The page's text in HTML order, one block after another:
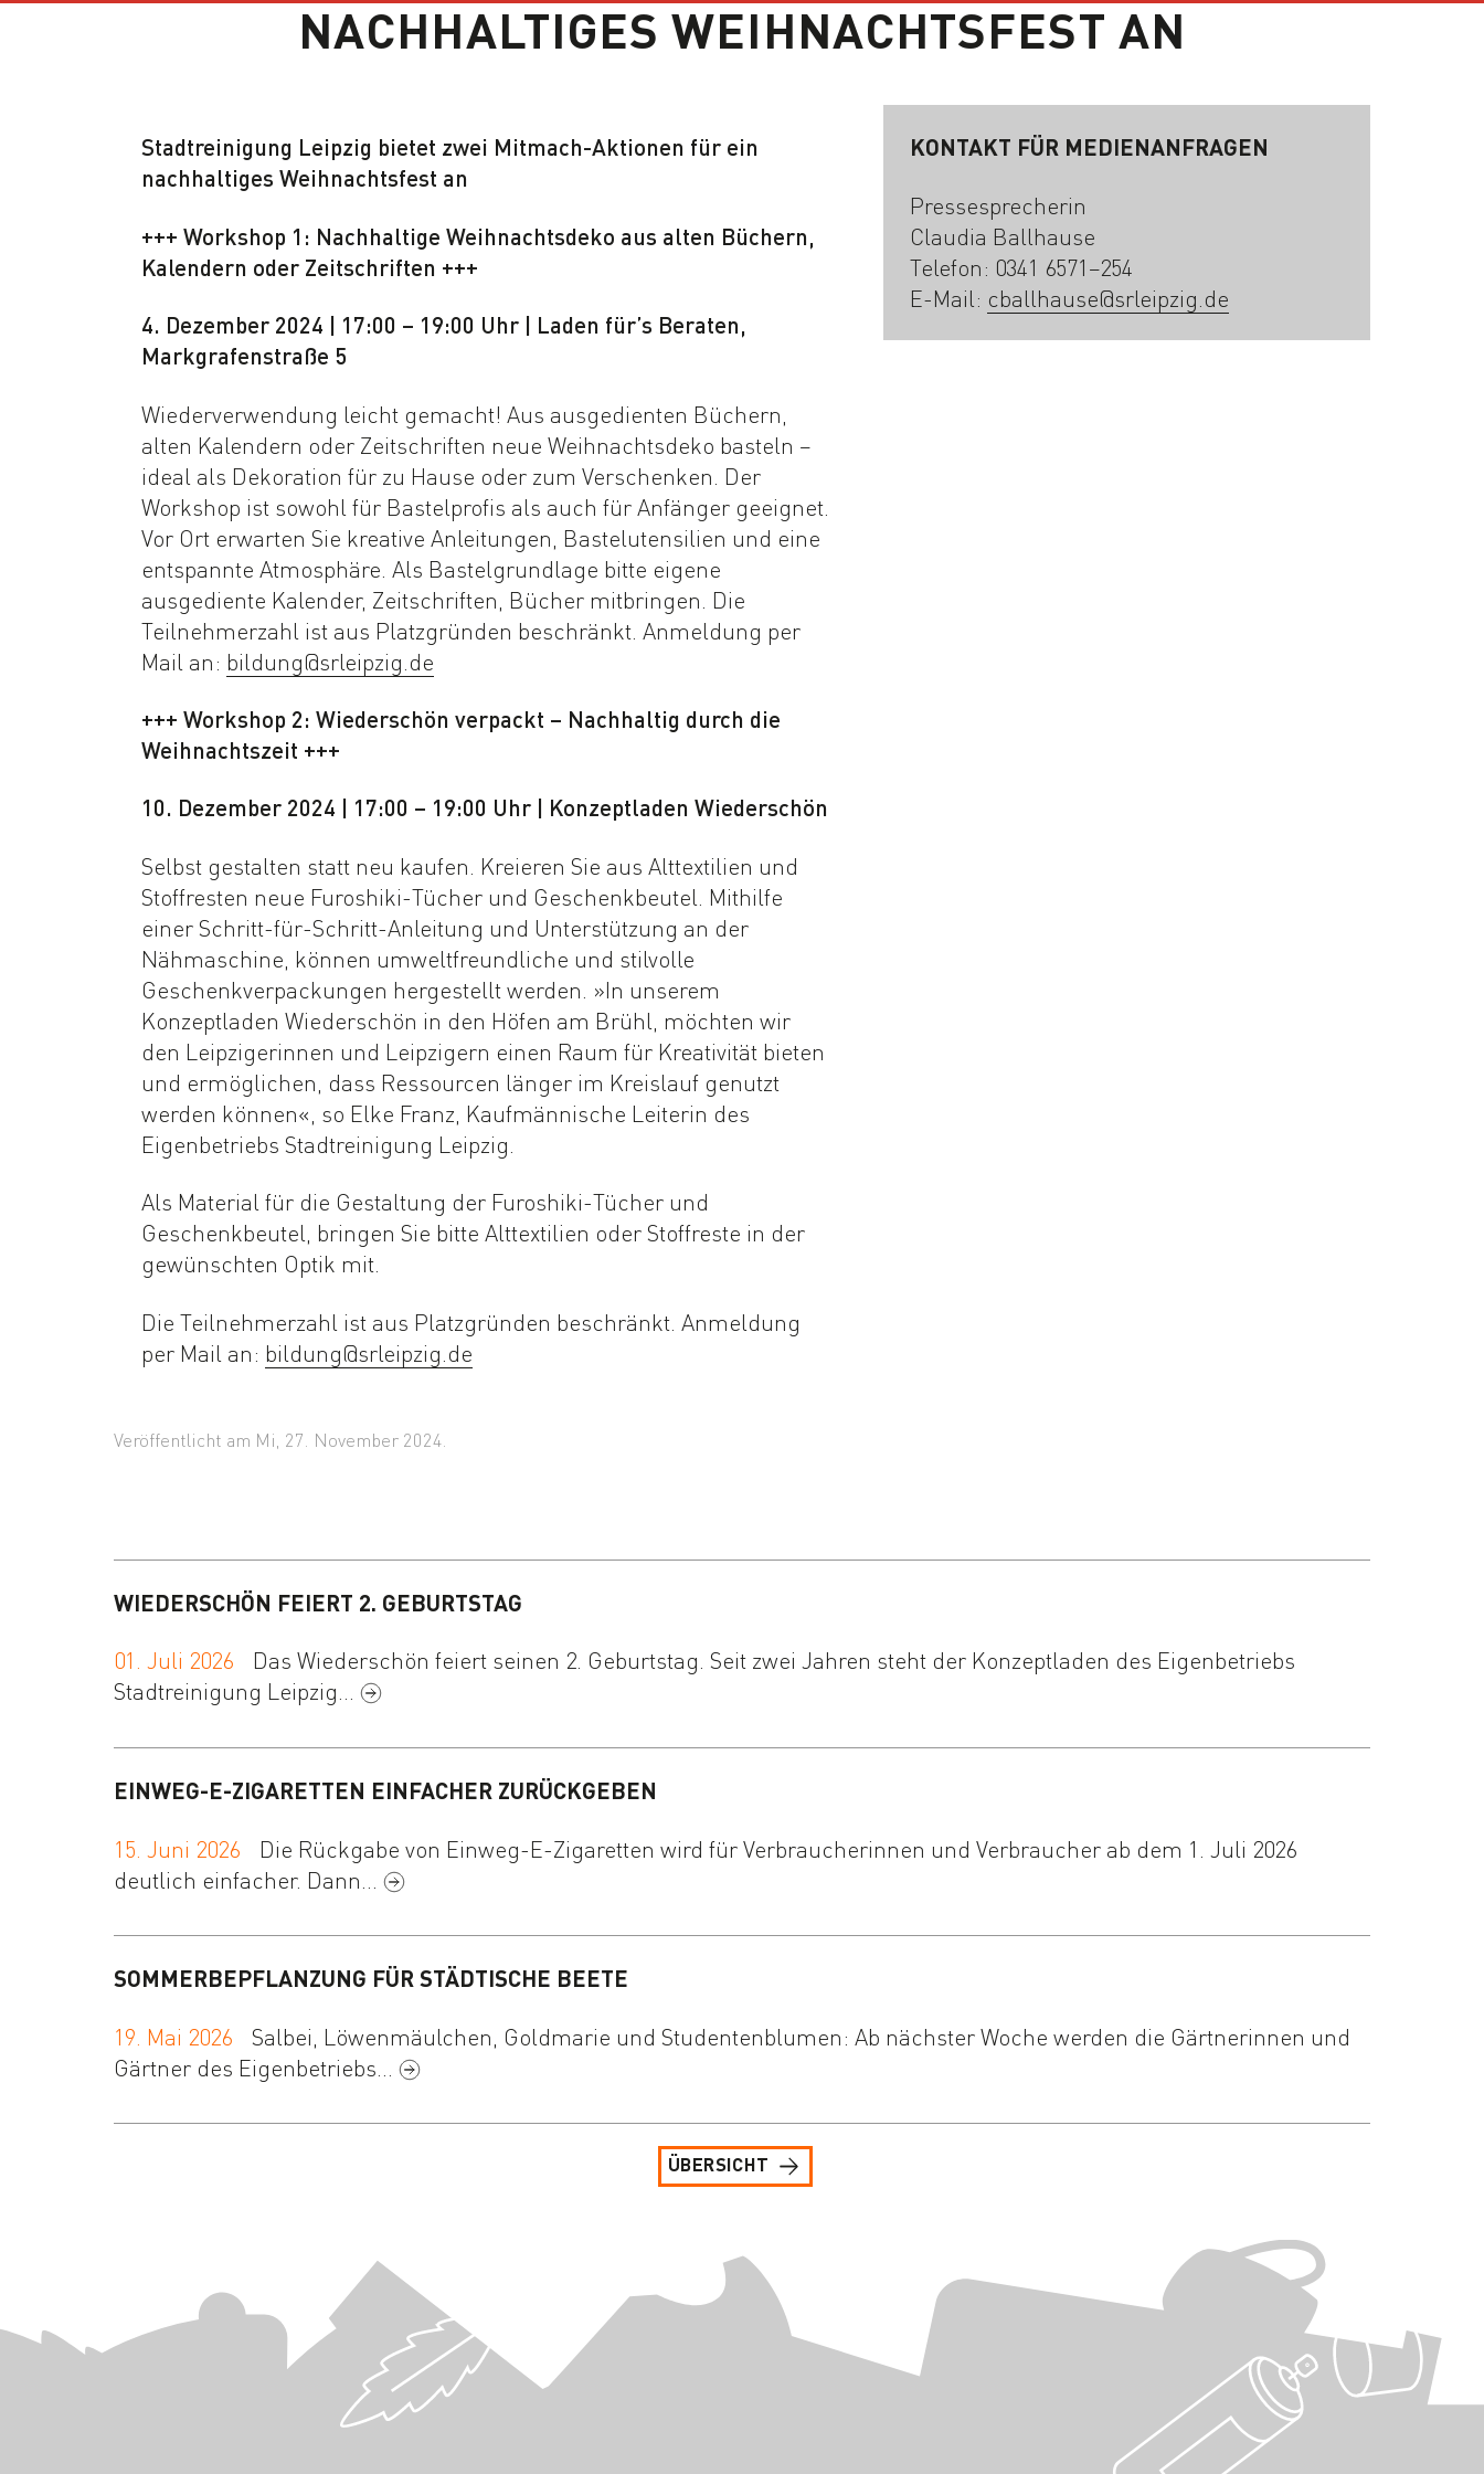
NACHHALTIGES WEIHNACHTSFEST AN
Stadtreinigung Leipzig bietet zwei Mitmach-Aktionen für ein
nachhaltiges Weihnachtsfest an
+++ Workshop 1: Nachhaltige Weihnachtsdeko aus alten Büchern,
Kalendern oder Zeitschriften +++
4. Dezember 2024 | 17:00 – 19:00 Uhr | Laden für’s Beraten,
Markgrafenstraße 5
Wiederverwendung leicht gemacht! Aus ausgedienten Büchern,
alten Kalendern oder Zeitschriften neue Weihnachtsdeko basteln –
ideal als Dekoration für zu Hause oder zum Verschenken. Der
Workshop ist sowohl für Bastelprofis als auch für Anfänger geeignet.
Vor Ort erwarten Sie kreative Anleitungen, Bastelutensilien und eine
entspannte Atmosphäre. Als Bastelgrundlage bitte eigene
ausgediente Kalender, Zeitschriften, Bücher mitbringen. Die
Teilnehmerzahl ist aus Platzgründen beschränkt. Anmeldung per
Mail an: bildung@srleipzig.de
+++ Workshop 2: Wiederschön verpackt – Nachhaltig durch die
Weihnachtszeit +++
10. Dezember 2024 | 17:00 – 19:00 Uhr | Konzeptladen Wiederschön
Selbst gestalten statt neu kaufen. Kreieren Sie aus Alttextilien und
Stoffresten neue Furoshiki-Tücher und Geschenkbeutel. Mithilfe
einer Schritt-für-Schritt-Anleitung und Unterstützung an der
Nähmaschine, können umweltfreundliche und stilvolle
Geschenkverpackungen hergestellt werden. »In unserem
Konzeptladen Wiederschön in den Höfen am Brühl, möchten wir
den Leipzigerinnen und Leipzigern einen Raum für Kreativität bieten
und ermöglichen, dass Ressourcen länger im Kreislauf genutzt
werden können«, so Elke Franz, Kaufmännische Leiterin des
Eigenbetriebs Stadtreinigung Leipzig.
Als Material für die Gestaltung der Furoshiki-Tücher und
Geschenkbeutel, bringen Sie bitte Alttextilien oder Stoffreste in der
gewünschten Optik mit.
Die Teilnehmerzahl ist aus Platzgründen beschränkt. Anmeldung
per Mail an: bildung@srleipzig.de
KONTAKT FÜR MEDIENANFRAGEN
Pressesprecherin
Claudia Ballhause
Telefon: 0341 6571–254
E-Mail: cballhause@srleipzig.de
Veröffentlicht am Mi, 27. November 2024.
WIEDERSCHÖN FEIERT 2. GEBURTSTAG
01. Juli 2026
Das Wiederschön feiert seinen 2. Geburtstag. Seit zwei Jahren steht der Konzeptladen des Eigenbetriebs
Stadtreinigung Leipzig…
EINWEG-E-ZIGARETTEN EINFACHER ZURÜCKGEBEN
15. Juni 2026
Die Rückgabe von Einweg-E-Zigaretten wird für Verbraucherinnen und Verbraucher ab dem 1. Juli 2026
deutlich einfacher. Dann…
SOMMERBEPFLANZUNG FÜR STÄDTISCHE BEETE
19. Mai 2026
Salbei, Löwenmäulchen, Goldmarie und Studentenblumen: Ab nächster Woche werden die Gärtnerinnen und
Gärtner des Eigenbetriebs…
ÜBERSICHT